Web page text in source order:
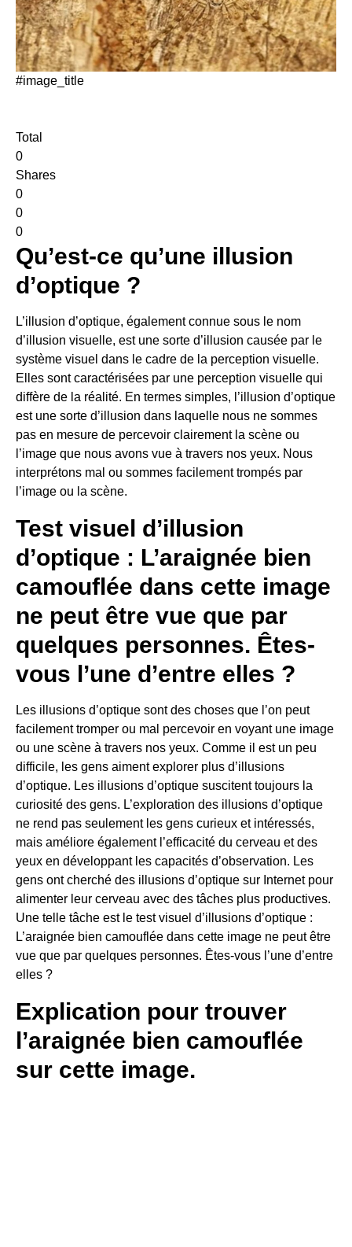
#image_title
Total
0
Shares
0
0
0
Qu’est-ce qu’une illusion
d’optique ?
L’illusion d’optique, également connue sous le nom
d’illusion visuelle, est une sorte d’illusion causée par le
système visuel dans le cadre de la perception visuelle.
Elles sont caractérisées par une perception visuelle qui
diffère de la réalité. En termes simples, l’illusion d’optique
est une sorte d’illusion dans laquelle nous ne sommes
pas en mesure de percevoir clairement la scène ou
l’image que nous avons vue à travers nos yeux. Nous
interprétons mal ou sommes facilement trompés par
l’image ou la scène.
Test visuel d’illusion
d’optique : L’araignée bien
camouflée dans cette image
ne peut être vue que par
quelques personnes. Êtes-
vous l’une d’entre elles ?
Les illusions d’optique sont des choses que l’on peut
facilement tromper ou mal percevoir en voyant une image
ou une scène à travers nos yeux. Comme il est un peu
difficile, les gens aiment explorer plus d’illusions
d’optique. Les illusions d’optique suscitent toujours la
curiosité des gens. L’exploration des illusions d’optique
ne rend pas seulement les gens curieux et intéressés,
mais améliore également l’efficacité du cerveau et des
yeux en développant les capacités d’observation. Les
gens ont cherché des illusions d’optique sur Internet pour
alimenter leur cerveau avec des tâches plus productives.
Une telle tâche est le test visuel d’illusions d’optique :
L’araignée bien camouflée dans cette image ne peut être
vue que par quelques personnes. Êtes-vous l’une d’entre
elles ?
Explication pour trouver
l’araignée bien camouflée
sur cette image.